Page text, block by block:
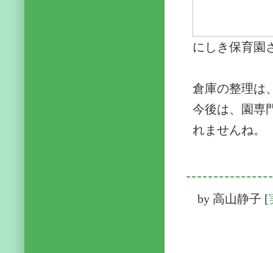
にしき保育園
倉庫の整理は
今後は、園専
れませんね。
by 高山静子 [